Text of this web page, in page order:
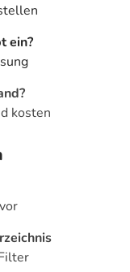
angewendet
oder Apotheker.
dem Stillen
Arzt oder
höher sein,
ein?
kosten